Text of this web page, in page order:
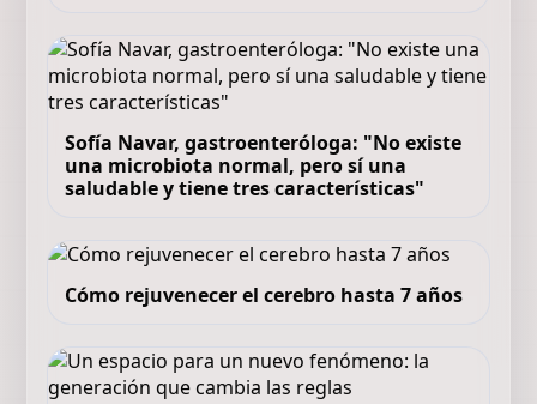
Sofía Navar, gastroenteróloga: "No existe
una microbiota normal, pero sí una
saludable y tiene tres características"
Cómo rejuvenecer el cerebro hasta 7 años